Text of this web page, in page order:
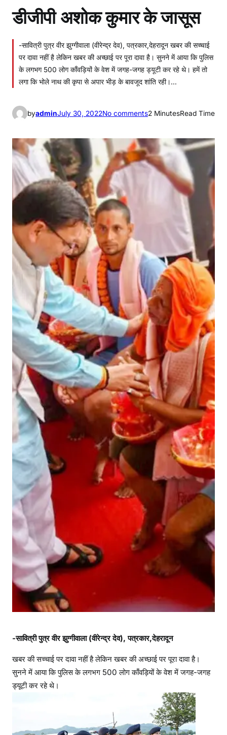
डीजीपी अशोक कुमार के जासूस
-सावित्री पुत्र वीर झुग्गीवाला (वीरेन्द्र देव), पत्रकार,देहरादून खबर की सच्चाई
पर दावा नहीं है लेकिन खबर की अच्छाई पर पूरा दावा है। सुनने में आया कि पुलिस
के लगभग 500 लोग काँवड़ियों के वेश में जगह-जगह ड्यूटी कर रहे थे। हमें तो
लगा कि भोले नाथ की कृपा से अपार भीड़ के बावजूद शांति रही।…
byadminJuly 30, 2022No commentso
डी
जी
पी
जा
2 MinutesRead Time
-सावित्री पुत्र वीर झुग्गीवाला (वीरेन्द्र देव), पत्रकार,देहरादून
खबर की सच्चाई पर दावा नहीं है लेकिन खबर की अच्छाई पर पूरा दावा है।
सुनने में आया कि पुलिस के लगभग 500 लोग काँवड़ियों के वेश में जगह-जगह
ड्यूटी कर रहे थे।